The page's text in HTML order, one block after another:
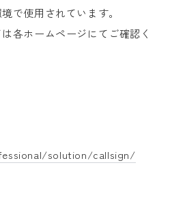
で使用されています。
各ホームページにてご確認く
solution/callsign/